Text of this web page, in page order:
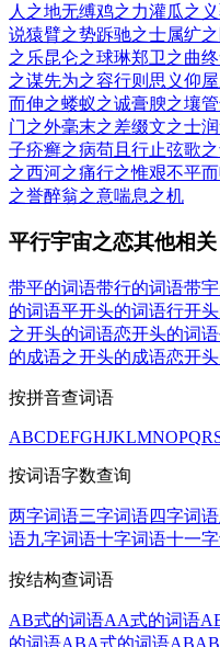
人之地无缚鸡之力灌瓜之义
说猿臂之势跅驰之士属纩
之乐昆仑之球琳郑卫之曲
之谋先为之容行则思义仰
而伸之蝼蚁之诚膏腴之壤
门之外毫末之差缀文之士
子疥癣之病苟且行止弦歌
之西河之痛行之惟艰不平
之誉醉翁之意喘息之机
平行宇宙之恋其他相关
带平的词语带行的词语带
的词语平开头的词语行开
之开头的词语恋开头的词语
的成语之开头的成语恋开
按拼音查词语
ABCDEFGHJKLMNOPQR
按词语字数查询
两字词语三字词语四字词语
语九字词语十字词语十一
按结构查词语
AB式的词语AA式的词语